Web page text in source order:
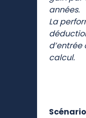
années.
La
d’entrée
calcul.